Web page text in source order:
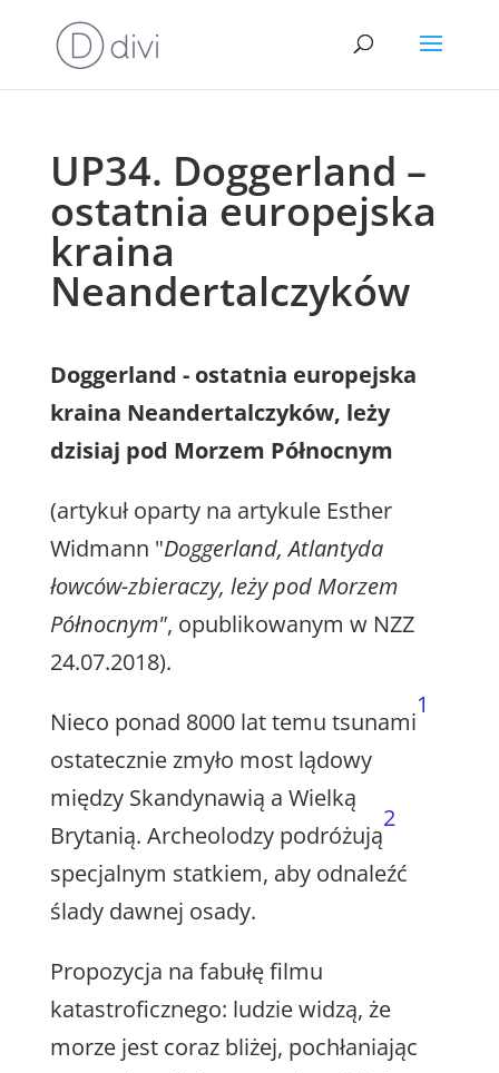
UP34. Doggerland –
ostatnia europejska
kraina
Neandertalczyków
Doggerland - ostatnia europejska
kraina Neandertalczyków, leży
dzisiaj pod Morzem Północnym
(artykuł oparty na artykule Esther
Widmann "Doggerland, Atlantyda
łowców-zbieraczy, leży pod Morzem
Północnym", opublikowanym w NZZ
24.07.2018).
Nieco ponad 8000 lat temu tsunami
1
ostatecznie zmyło most lądowy
między Skandynawią a Wielką
Brytanią. Archeolodzy podróżują
2
specjalnym statkiem, aby odnaleźć
ślady dawnej osady.
Propozycja na fabułę filmu
katastroficznego: ludzie widzą, że
morze jest coraz bliżej, pochłaniając